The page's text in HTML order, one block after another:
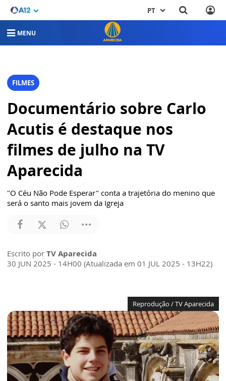
PT
MENU
FILMES
Documentário sobre Carlo
Acutis é destaque nos
filmes de julho na TV
Aparecida
"O Céu Não Pode Esperar" conta a trajetória do menino que
será o santo mais jovem da Igreja
Escrito por TV Aparecida
30 JUN 2025 - 14H00 (Atualizada em 01 JUL 2025 - 13H22)
Reprodução / TV Aparecida